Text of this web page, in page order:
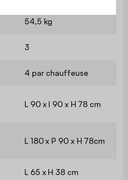
54,5 kg
3
4 par chauffeuse
L 90 x l 90 x H 78 cm
L 180 x P 90 x H 78cm
L 65 x H 38 cm